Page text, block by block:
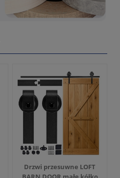
Drzwi przesuwne LOFT